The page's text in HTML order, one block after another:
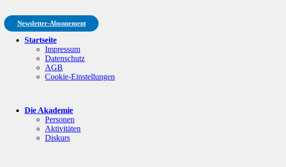
Newsletter-Abonnement
Startseite
Impressum
Datenschutz
AGB
Cookie-Einstellungen
Die Akademie
Personen
Aktivitäten
Diskurs